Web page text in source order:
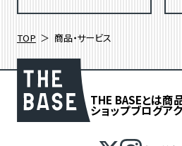
TOP 商品・サービス
THE BASEとは商
ショップブログア